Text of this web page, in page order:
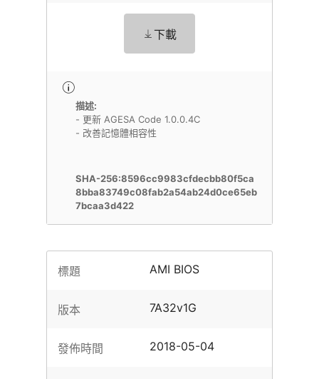
下載
描述:
- 更新 AGESA Code 1.0.0.4C
- 改善記憶體相容性
SHA-256:8596cc9983cfdecbb80f5ca
8bba83749c08fab2a54ab24d0ce65eb
7bcaa3d422
標題 AMI BIOS
版本 7A32v1G
發佈時間 2018-05-04